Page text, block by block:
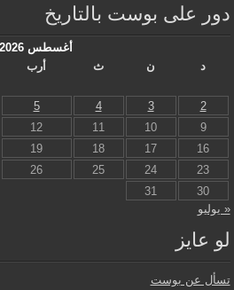
دور على بوست بالتاريخ
أغسطس 2026
د
ن ث أرب
2
3
4
5
9
10
11
12
16
17
18
19
23
24
25
26
30
31
« يوليو
لو عايز
تسأل عن بوست